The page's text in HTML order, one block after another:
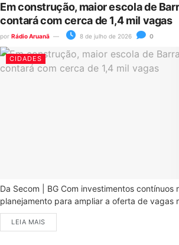
Em construção, maior escola de
contará com cerca de 1,4 mil vagas
por Rádio Aruanã 8 de julho de 2026 0
CIDADES
Da Secom | BG Com investimentos contínuos
planejamento para ampliar a oferta de vagas
LEIA MAIS